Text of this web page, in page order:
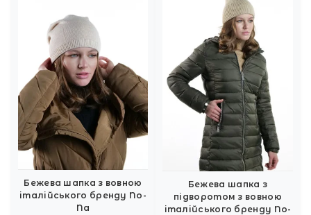
Бежева шапка з вовною
італійського бренду No-
Na
Бежева шапка з
підворотом з вовною
італійського бренду No-